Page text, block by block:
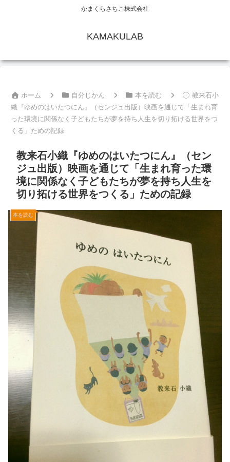
かまくらさちこ株式会社
KAMAKULAB
ホーム 自分じかん 本を読む
教来石小
織『ゆめのはいたつにん』（センジュ出版）映画を通じて「生まれ育
った環境に関係なく子どもたちが夢を持ち人生を切り拓ける世界をつ
くる」ための記録
教来石小織『ゆめのはいたつにん』（セン
ジュ出版）映画を通じて「生まれ育った環
境に関係なく子どもたちが夢を持ち人生を
切り拓ける世界をつくる」ための記録
本を読む